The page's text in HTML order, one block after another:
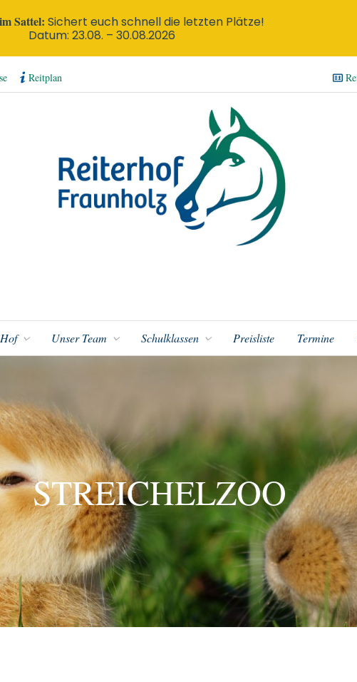
Reitplan
Unser Team Schulklassen Preisliste Termine
STREICHELZOO
Sattel: Sichert euch schnell die letzten Plätze!
Datum: 23.08. – 30.08.2026